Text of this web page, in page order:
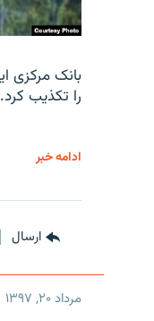
را تکذیب کرد.
ادامه خبر
ارسال
مرداد ۲۰, ۱۳۹۷